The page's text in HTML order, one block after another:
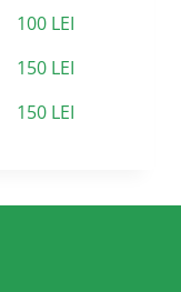
100 LEI
150 LEI
150 LEI